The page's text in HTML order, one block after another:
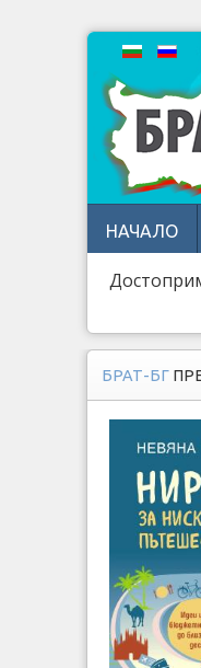
НАЧАЛО
БРАТ-БГ